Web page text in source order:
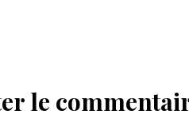
le